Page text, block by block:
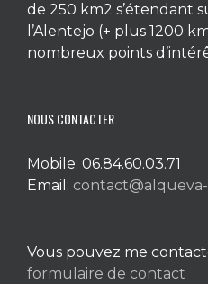
de 250 km2 s’étendant
l’Alentejo (+ plus 1200
nombreux points
NOUS CONTACTER
Mobile: 06.84.60.03.71
Email:
Vous pouvez me
formulaire de contact